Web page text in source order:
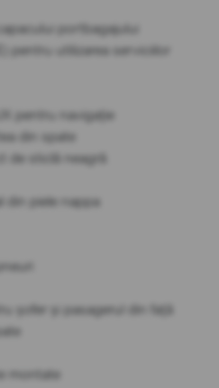
portbagajului
pentru utilizarea serviciilor
pentru navigație
din spate
de sticlă neagră
din piele nappa
șofer și pasagerul din față
montate